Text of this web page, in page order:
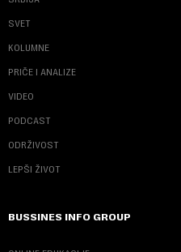
SVET
KOLUMNE
PRIČE I ANALIZE
VIDEO
PODCAST
ODRŽIVOST
LEPŠI ŽIVOT
BUSSINES INFO GROUP